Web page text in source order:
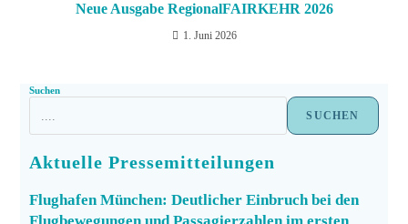
Neue Ausgabe RegionalFAIRKEHR 2026
1. Juni 2026
Suchen
SUCHEN
Aktuelle Pressemitteilungen
Flughafen München: Deutlicher Einbruch bei den